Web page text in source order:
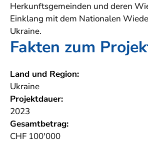
Herkunftsgemeinden und deren
Einklang mit dem Nationalen
Ukraine.
Fakten zum
Land und Region:
Ukraine
Projektdauer:
2023
Gesamtbetrag:
CHF 100'000